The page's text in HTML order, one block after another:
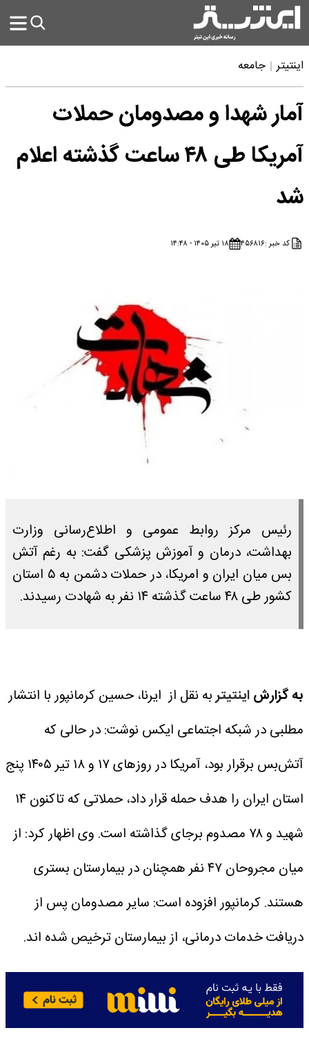
اینتیتر جامعه
آمار شهدا و مصدومان حملات
آمریکا طی ۴۸ ساعت گذشته اعلام
شد
کد خبر :۴۵۶۸۱۶ ۱۸ تیر ۱۴۰۵ - ۱۴:۴۸
رئیس مرکز روابط عمومی و اطلاع‌رسانی وزارت
بهداشت، درمان و آموزش پزشکی گفت: به رغم آتش
بس میان ایران و امریکا، در حملات دشمن به ۵ استان
کشور طی ۴۸ ساعت گذشته ۱۴ نفر به شهادت رسیدند.
به گزارشاینتیتربه نقل از ایرنا، حسین کرمانپور با انتشار
مطلبی در شبکه اجتماعی ایکس نوشت: در حالی که
آتش‌بس برقرار بود، آمریکا در روزهای ۱۷ و ۱۸ تیر ۱۴۰۵ پنج
استان ایران را هدف حمله قرار داد، حملاتی که تاکنون ۱۴
شهید و ۷۸ مصدوم برجای گذاشته است.
وی اظهار کرد: از
میان مجروحان ۴۷ نفر همچنان در بیمارستان بستری
هستند.کرمانپور افزوده است: سایر مصدومان پس از
دریافت خدمات درمانی، از بیمارستان ترخیص شده اند.